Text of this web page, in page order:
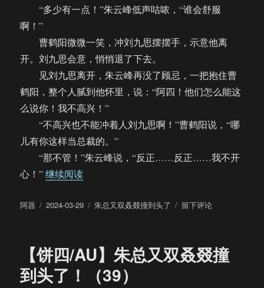
“多少有一点！”朱云峰低声咕哝，“谁会舒服
啊！”
曹鹤阳微微一笑，冲刘九思摆摆手，示意他离
开。刘九思会意，悄悄退了下去。
见刘九思离开，朱云峰再没了顾忌，一把抱住曹
鹤阳，整个人腻到他怀里，说：“阿四！他们怎么能这
么说你！我不高兴！”
“不高兴也不能冲着人刘九思啊！”曹鹤阳说，“哪
儿有你这样当总裁的。”
“那不管！”朱云峰说，“反正……反正……我不开
心！”继续阅读“【饼四/AU】朱总又双叒叕撞到头了！（
作
阿器
发
2024-03-29
分
朱总又双叒叕撞到头了
于
总
又
留下评论
【饼四/AU】朱总又双叒叕撞
到头了！（39）